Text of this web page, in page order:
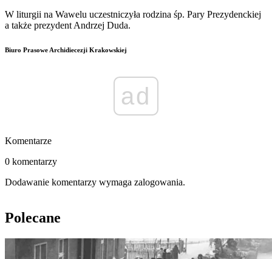
W liturgii na Wawelu uczestniczyła rodzina śp. Pary Prezydenckiej
a także prezydent Andrzej Duda.
Biuro Prasowe Archidiecezji Krakowskiej
ad
Komentarze
0 komentarzy
Dodawanie komentarzy wymaga zalogowania.
Polecane